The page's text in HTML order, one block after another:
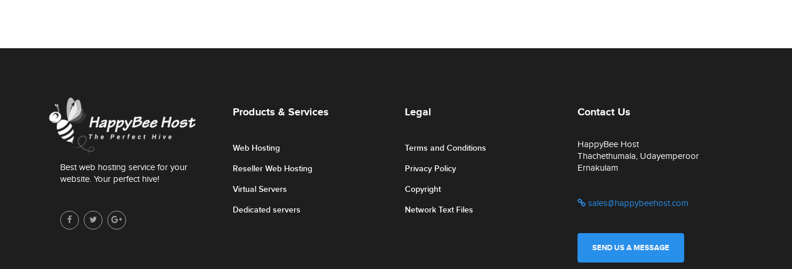
Best web hosting service for your
website. Your perfect hive!
Products & Services
Web Hosting
Reseller Web Hosting
Virtual Servers
Dedicated servers
Legal
Terms and Conditions
Privacy Policy
Copyright
Network Text Files
Contact Us
HappyBee Host
Thachethumala, Udayemperoor
Ernakulam
sales@happybeehost.com
SEND US A MESSAGE